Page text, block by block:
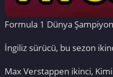
Formula 1 Dünya
İngiliz sürücü, bu sezon
Max Verstappen ikinci,